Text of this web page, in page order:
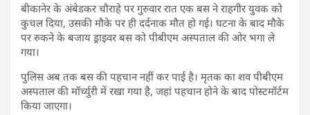
बीकानेर के अंबेडकर चौराहे पर गुरुवार रात एक बस ने राहगीर युवक को
कुचल दिया, उसकी मौके पर ही दर्दनाक मौत हो गई। घटना के बाद मौके
पर रुकने के बजाय ड्राइवर बस को पीबीएम अस्पताल की ओर भगा ले
गया।
पुलिस अब तक बस की पहचान नहीं कर पाई है। मृतक का शव पीबीएम
अस्पताल की मॉर्च्युरी में रखा गया है, जहां पहचान होने के बाद पोस्टमॉर्टम
किया जाएगा।